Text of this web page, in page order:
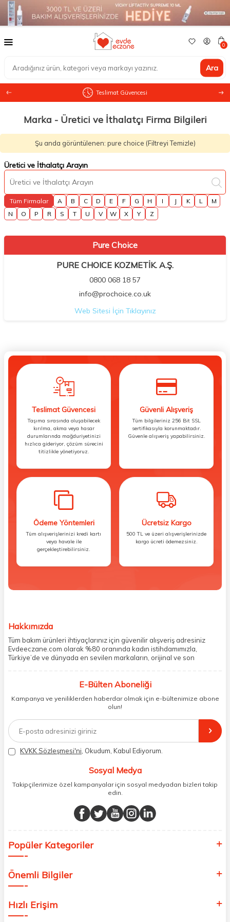
Ara
0
Teslimat Güvencesi
Marka - Üretici ve İthalatçı Firma Bilgileri
Şu anda görüntülenen: pure choice (Filtreyi Temizle)
Üretici ve İthalatçı Arayın
Tüm Firmalar A B C D E F G H I J K L
M
N
O P R S T U V W X Y Z
Pure Choice
PURE CHOICE KOZMETİK. A.Ş.
0800 068 18 57
info@prochoice.co.uk
Web Sitesi İçin Tıklayınız
Teslimat Güvencesi
Taşıma sırasında oluşabilecek
kırılma, akma veya hasar
durumlarında mağduriyetinizi
hızlıca gideriyor, çözüm sürecini
titizlikle yönetiyoruz.
Güvenli Alışveriş
Tüm bilgileriniz 256 Bit SSL
sertifikasıyla korunmaktadır.
Güvenle alışveriş yapabilirsiniz.
Ödeme Yöntemleri
Tüm alışverişlerinizi kredi kartı
veya havale ile
gerçekleştirebilirsiniz.
Ücretsiz Kargo
500 TL ve üzeri alışverişlerinizde
kargo ücreti ödemezsiniz.
Hakkımızda
Tüm bakım ürünleri ihtiyaçlarınız için güvenilir alışveriş adresiniz
Evdeeczane.com olarak %80 oranında kadın istihdamımızla,
Türkiye’de ve dünyada en sevilen markaların, orijinal ve son
paketliyoruz. Herhangi bir durumdan dolayı olumsuz olarak geri
müşteri temsilcilerimiz aracılığı ile gerekli tüm desteği sağlıyoruz.
2017 yılından bugüne, yüzlerce marka ve binlerce ürün seçeneğini
doğrudan markalardan ya da markaların yetkili Türkiye
distribütörlerinden faturalı olarak tedarik ediyor ve müşterilerimize
aynı şekilde faturalı ve orijinal ambalajlarda gönderim sağlıyoruz.
Paketleme sürecinde geri dönüştürülebilir malzemeler kullanarak
atık oranımızı en aza indiriyor ve daha yaşanabilir bir dünya
E-Bülten Aboneliği
Kampanya ve yeniliklerden haberdar olmak için e-bültenimize abone
olun!
KVKK Sözleşmesi'ni , Okudum, Kabul Ediyorum.
Sosyal Medya
Takipçilerimize özel kampanyalar için sosyal medyadan bizleri takip
edin.
Popüler Kategoriler
Önemli Bilgiler
Hızlı Erişim